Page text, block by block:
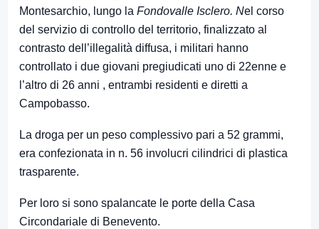
Montesarchio, lungo la Fondovalle Isclero. Nel corso
del servizio di controllo del territorio, finalizzato al
contrasto dell’illegalità diffusa, i militari hanno
controllato i due giovani pregiudicati uno di 22enne e
l’altro di 26 anni , entrambi residenti e diretti a
Campobasso.
La droga per un peso complessivo pari a 52 grammi,
era confezionata in n. 56 involucri cilindrici di plastica
trasparente.
Per loro si sono spalancate le porte della Casa
Circondariale di Benevento.